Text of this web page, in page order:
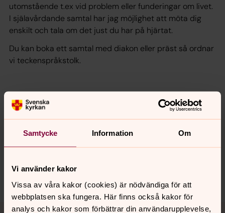
Samtycke Information Om
Vi använder kakor
Vissa av våra kakor (cookies) är nödvändiga för att
webbplatsen ska fungera. Här finns också kakor för
analys och kakor som förbättrar din användarupplevelse,
utomstående t.ex vid problem eller funderingar om livet.
I själavårdande samtal har jag möjlighet att möta dig
enskilt och tala om det just du har på hjärtat.
Du kan boka ett samtal med diakon eller präst så ordnar
vi teckenspråkstolk.
Synpunkter eller frågor på sidans
innehåll?
Dela
Tillbaka till toppen
Tillbaka till innehållet